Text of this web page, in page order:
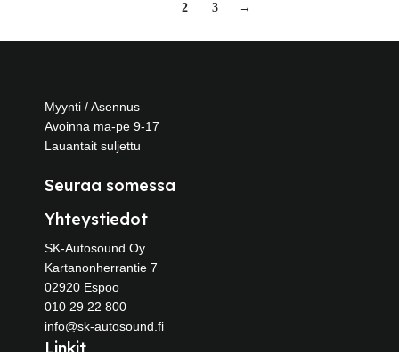
2 3 →
Myynti / Asennus
Avoinna ma-pe 9-17
Lauantait suljettu
Seuraa somessa
Yhteystiedot
SK-Autosound Oy
Kartanonherrantie 7
02920 Espoo
010 29 22 800
info@sk-autosound.fi